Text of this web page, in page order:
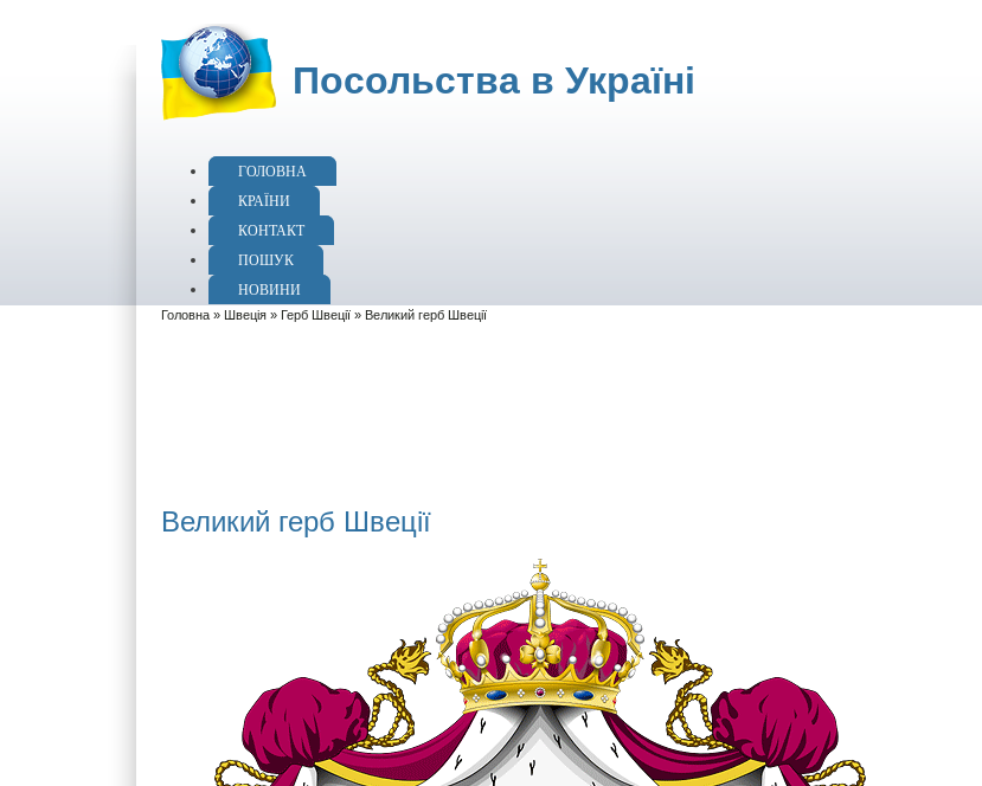
Посольства в Україні
ГОЛОВНА
КРАЇНИ
КОНТАКТ
ПОШУК
НОВИНИ
Головна » Швеція » Герб Швеції » Великий герб Швеції
Великий герб Швеції